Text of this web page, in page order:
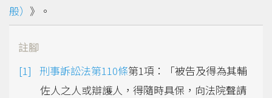
般） 》。
註腳
刑事訴訟法第110條第1項：「被告及得為其輔
佐人之人或辯護人，得隨時具保，向法院聲請